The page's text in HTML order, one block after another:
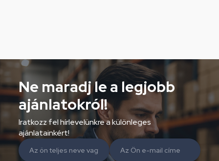
Ne maradj le a legjobb
ajánlatokról!
Iratkozz fel hírlevelünkre a különleges
ajánlatainkért!